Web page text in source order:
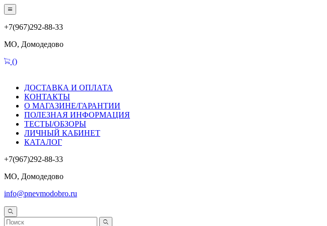
+7(967)292-88-33
МО, Домодедово
()
ДОСТАВКА И ОПЛАТА
КОНТАКТЫ
О МАГАЗИНЕ/ГАРАНТИИ
ПОЛЕЗНАЯ ИНФОРМАЦИЯ
ТЕСТЫ/ОБЗОРЫ
ЛИЧНЫЙ КАБИНЕТ
КАТАЛОГ
+7(967)292-88-33
МО, Домодедово
info@pnevmodobro.ru